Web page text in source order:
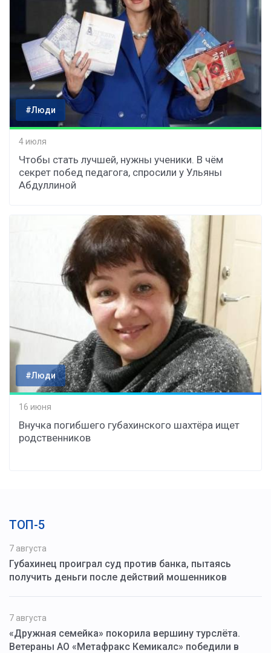
#Люди
4 июля
Чтобы стать лучшей, нужны ученики. В чём
секрет побед педагога, спросили у Ульяны
Абдуллиной
#Люди
16 июня
Внучка погибшего губахинского шахтёра ищет
родственников
ТОП-5
7 августа
Губахинец проиграл суд против банка, пытаясь
получить деньги после действий мошенников
7 августа
«Дружная семейка» покорила вершину турслёта.
Ветераны АО «Метафракс Кемикалс» победили в